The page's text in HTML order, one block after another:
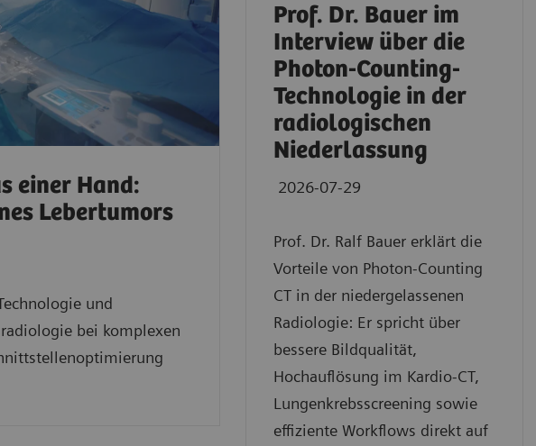
einer Hand:
Lebertumors
und
bei komplexen
Prof. Dr. Bauer im
Interview über die
Photon-Counting-
Technologie in der
radiologischen
Niederlassung
2026-07-29
Prof. Dr. Ralf Bauer erklärt die
Vorteile von Photon-Counting
CT in der niedergelassenen
Radiologie: Er spricht über
bessere Bildqualität,
Hochauflösung im Kardio-CT,
Lungenkrebsscreening sowie
effiziente Workflows direkt auf